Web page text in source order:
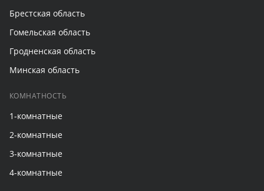
Брестская область
Гомельская область
Гродненская область
Минская область
КОМНАТНОСТЬ
1-комнатные
2-комнатные
3-комнатные
4-комнатные